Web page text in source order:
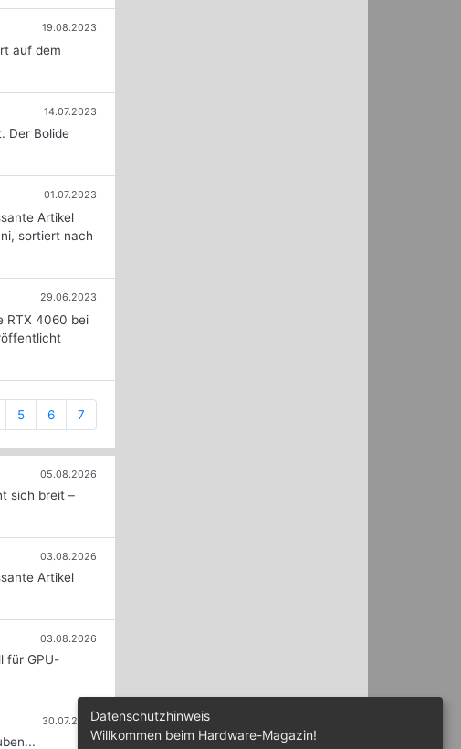
19.08.2023
auf dem
14.07.2023
Der Bolide
01.07.2023
Artikel
sortiert nach
29.06.2023
RTX 4060 bei
5 6 7
05.08.2026
sich breit –
03.08.2026
Artikel
03.08.2026
für GPU-
30.07.2026Datenschutzhinweis
Willkommen beim Hardware-Magazin!